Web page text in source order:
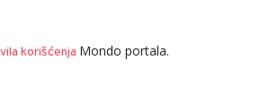
korišćenja Mondo portala.